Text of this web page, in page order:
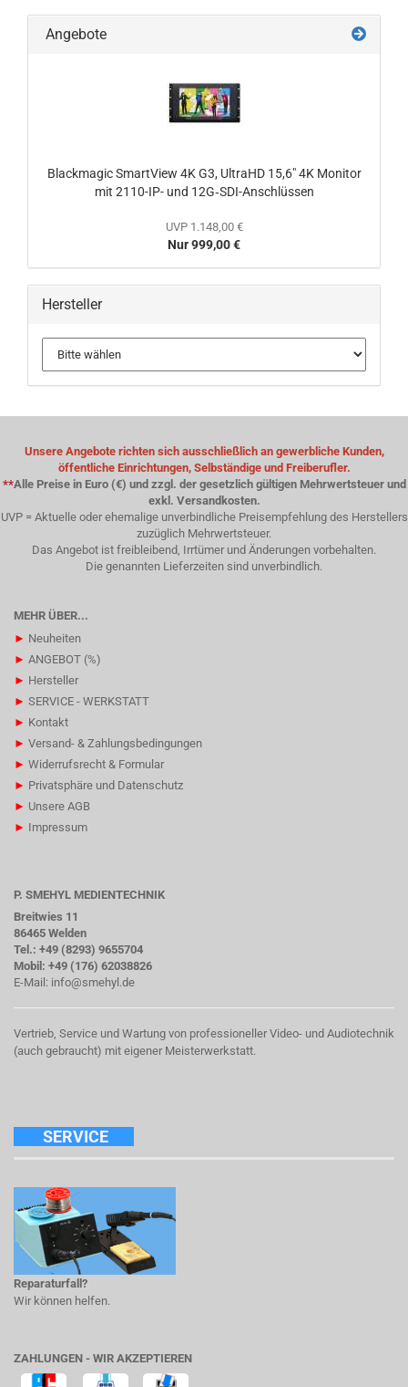
Angebote
Blackmagic SmartView 4K G3, UltraHD 15,6" 4K Monitor
mit 2110-IP- und 12G‑SDI-Anschlüssen
UVP 1.148,00 €
Nur 999,00 €
Hersteller
Unsere Angebote richten sich ausschließlich an gewerbliche Kunden,
öffentliche Einrichtungen, Selbständige und Freiberufler.
**Alle Preise in Euro (€) und zzgl. der gesetzlich gültigen Mehrwertsteuer und
exkl. Versandkosten.
UVP = Aktuelle oder ehemalige unverbindliche Preisempfehlung des Herstellers
zuzüglich Mehrwertsteuer.
Das Angebot ist freibleibend, Irrtümer und Änderungen vorbehalten.
Die genannten Lieferzeiten sind unverbindlich.
MEHR ÜBER...
► Neuheiten
► ANGEBOT (%)
► Hersteller
► SERVICE - WERKSTATT
► Kontakt
► Versand- & Zahlungsbedingungen
► Widerrufsrecht & Formular
► Privatsphäre und Datenschutz
► Unsere AGB
► Impressum
P. SMEHYL MEDIENTECHNIK
Breitwies 11
86465 Welden
Tel.: +49 (8293) 9655704
Mobil: +49 (176) 62038826
E-Mail: info@smehyl.de
Vertrieb, Service und Wartung von professioneller Video- und Audiotechnik
(auch gebraucht) mit eigener Meisterwerkstatt.
SERVICE
Reparaturfall?
Wir können helfen.
ZAHLUNGEN - WIR AKZEPTIEREN